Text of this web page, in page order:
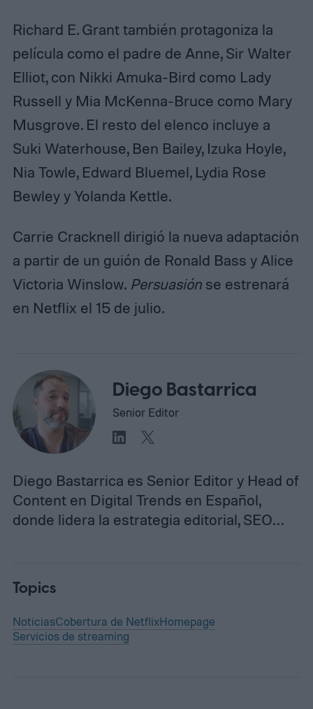
Richard E. Grant también protagoniza la
película como el padre de Anne, Sir Walter
Elliot, con Nikki Amuka-Bird como Lady
Russell y Mia McKenna-Bruce como Mary
Musgrove. El resto del elenco incluye a
Suki Waterhouse, Ben Bailey, Izuka Hoyle,
Nia Towle, Edward Bluemel, Lydia Rose
Bewley y Yolanda Kettle.
Carrie Cracknell dirigió la nueva adaptación
a partir de un guión de Ronald Bass y Alice
Victoria Winslow. Persuasiónse estrenará
en Netflix el 15 de julio.
Diego Bastarrica
Senior Editor
Diego Bastarrica es Senior Editor y Head of
Content en Digital Trends en Español,
donde lidera la estrategia editorial, SEO…
Topics
NoticiasCobertura de NetflixHomepage
Servicios de streaming